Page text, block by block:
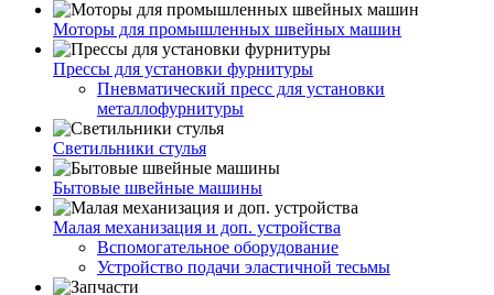
Моторы для промышленных швейных машин
Прессы для установки фурнитуры
Пневматический пресс для установки
металлофурнитуры
Светильники стулья
Бытовые швейные машины
Малая механизация и доп. устройства
Вспомогательное оборудование
Устройство подачи эластичной тесьмы